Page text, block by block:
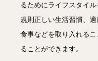
るためにライフスタイ
規則正しい生活習慣、
食事などを取り入れる
ることができます。